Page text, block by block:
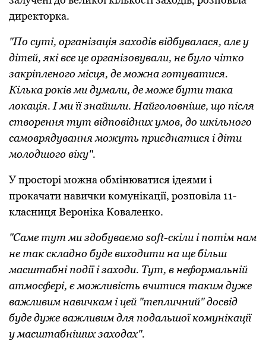
директорка.
"По суті, організація заходів відбувалася, але у
дітей, які все це організовували, не було чітко
закріпленого місця, де можна готуватися.
Кілька років ми думали, де може бути така
локація. І ми її знайшли. Найголовніше, що після
створення тут відповідних умов, до шкільного
самоврядування можуть приєднатися і діти
молодшого віку".
У просторі можна обмінюватися ідеями і
прокачати навички комунікації, розповіла 11-
класниця Вероніка Коваленко.
"Саме тут ми здобуваємо soft-скіли і потім нам
не так складно буде виходити на ще більш
масштабні події і заходи. Тут, в неформальній
атмосфері, є можливість вчитися таким дуже
важливим навичкам і цей "тепличний" досвід
буде дуже важливим для подальшої комунікації
у масштабніших заходах".